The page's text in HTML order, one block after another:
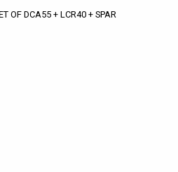
OF DCA55 + LCR40 + SPAR